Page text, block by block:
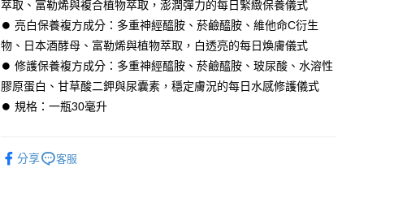
ATM付款
運送方式
全家取貨付款
每筆NT$60，滿NT$3,000(含以上)免運費
每筆NT$60，滿NT$3,000(含以上)免運費
萃取、富勒烯與複合植物萃取，澎潤彈力的每日緊緻保養儀式
⏺︎ 亮白保養複方成分：多重神經醯胺、菸鹼醯胺、維他命C衍生
物、日本酒酵母、富勒烯與植物萃取，白透亮的每日煥膚儀式
⏺︎ 修護保養複方成分：多重神經醯胺、菸鹼醯胺、玻尿酸、水溶性
膠原蛋白、甘草酸二鉀與尿囊素，穩定膚況的每日水感修護儀式
⏺︎ 規格：一瓶30毫升
分享 客服